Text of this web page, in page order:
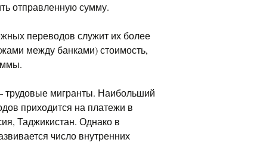
отправленную сумму.
переводов служит их более
между банками) стоимость,
трудовые мигранты. Наибольший
приходится на платежи в
Таджикистан. Однако в
число внутренних